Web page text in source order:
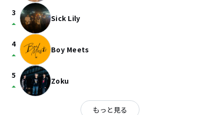
3
arrow_drop_up Sick Lily
4
arrow_drop_up Boy Meets
5
arrow_drop_up Zoku
もっと見る